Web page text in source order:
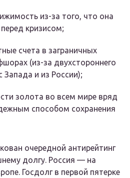
из-за того, что она
кризисом;
счета в заграничных
(из-за двухстороннего
Запада и из России);
золота во всем мире вряд
способом сохранения
очередной антирейтинг
долгу. Россия — на
Госдолг в первой пятерке